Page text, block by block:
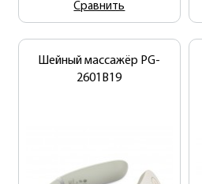
Сравнить
Шейный массажёр PG-
2601B19